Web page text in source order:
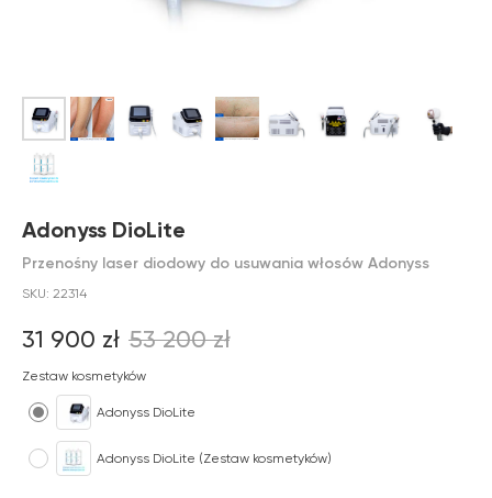
Adonyss DioLite
Przenośny laser diodowy do usuwania włosów Adonyss
SKU: 22314
31 900 zł 53 200 zł
Zestaw kosmetyków
Adonyss DioLite
Adonyss DioLite (Zestaw kosmetyków)